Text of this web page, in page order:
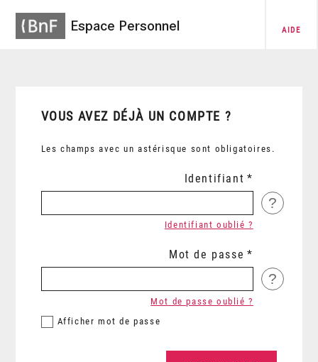
Espace Personnel AIDE
VOUS AVEZ DÉJÀ UN COMPTE ?
Les champs avec un astérisque sont obligatoires.
Identifiant
?
Identifiant oublié ?
Mot de passe
?
Afficher mot de passe
Mot de passe oublié ?